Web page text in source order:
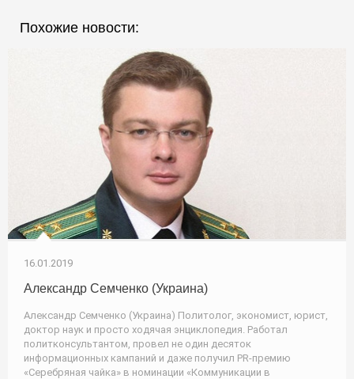
Похожие новости:
16.01.2019
Александр Семченко (Украина)
Александр Семченко (Украина) Политолог, экономист, юрист,
доктор наук и просто ходячая энциклопедия. Работал
политконсультантом, провел не один десяток
информационных кампаний и даже получил PR-премию
«Серебряная чайка» в номинации «Коммуникации в